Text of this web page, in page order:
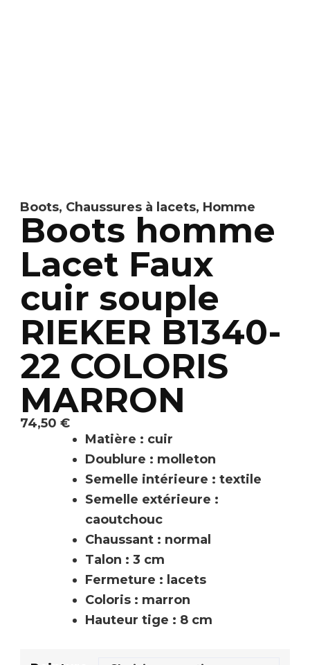
Boots, Chaussures à lacets, Homme
Boots homme
Lacet Faux
cuir souple
RIEKER B1340-
22 COLORIS
MARRON
74,50 €
Matière : cuir
Doublure : molleton
Semelle intérieure : textile
Semelle extérieure :
caoutchouc
Chaussant : normal
Talon : 3 cm
Fermeture : lacets
Coloris : marron
Hauteur tige : 8 cm